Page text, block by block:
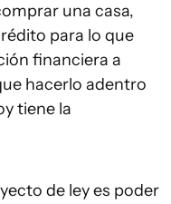
una casa,
para lo que
financiera a
hacerlo adentro
tiene la
de ley es poder